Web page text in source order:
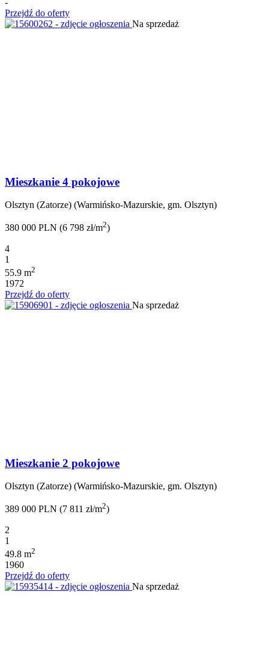
-
Przejdź do oferty
Na sprzedaż
Mieszkanie 4 pokojowe
Olsztyn (Zatorze) (Warmińsko-Mazurskie, gm. Olsztyn)
380 000 PLN (6 798 zł/m2)
4
1
55.9 m2
1972
Przejdź do oferty
Na sprzedaż
Mieszkanie 2 pokojowe
Olsztyn (Zatorze) (Warmińsko-Mazurskie, gm. Olsztyn)
389 000 PLN (7 811 zł/m2)
2
1
49.8 m2
1960
Przejdź do oferty
Na sprzedaż